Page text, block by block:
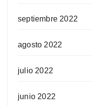
septiembre 2022
agosto 2022
julio 2022
junio 2022